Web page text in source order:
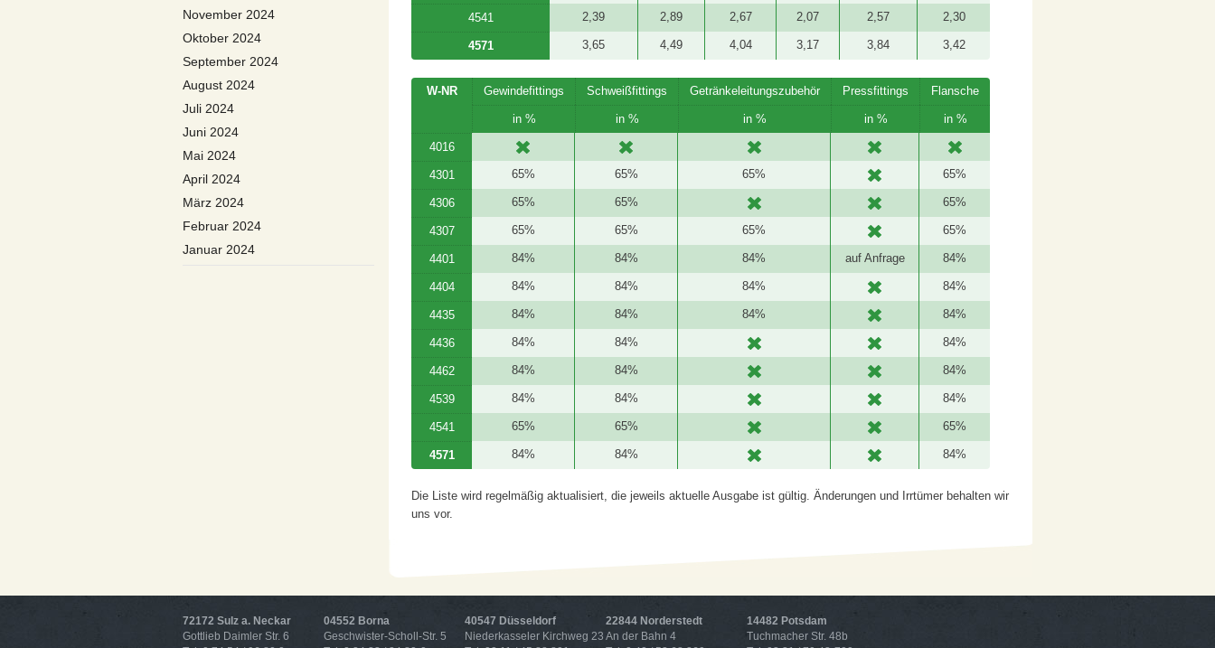
November 2024
Oktober 2024
September 2024
August 2024
Juli 2024
Juni 2024
Mai 2024
April 2024
März 2024
Februar 2024
Januar 2024
4541 2,39 2,89 2,67 2,07 2,57 2,30
4571 3,65 4,49 4,04 3,17 3,84 3,42
W-NR Gewindefittings Schweißfittings Getränkeleitungszubehör Pressfittings Flansche
in % in % in % in % in %
4016
4301 65% 65% 65% 65%
4306 65% 65% 65%
4307 65% 65% 65% 65%
4401 84% 84% 84% auf Anfrage 84%
4404 84% 84% 84% 84%
4435 84% 84% 84% 84%
4436 84% 84% 84%
4462 84% 84% 84%
4539 84% 84% 84%
4541 65% 65% 65%
4571 84% 84% 84%
Die Liste wird regelmäßig aktualisiert, die jeweils aktuelle Ausgabe ist gültig. Änderungen und Irrtümer behalten wir
uns vor.
72172 Sulz a. Neckar
Gottlieb Daimler Str. 6
04552 Borna
Geschwister-Scholl-Str. 5
40547 Düsseldorf
Niederkasseler Kirchweg 23
22844 Norderstedt
An der Bahn 4
14482 Potsdam
Tuchmacher Str. 48b